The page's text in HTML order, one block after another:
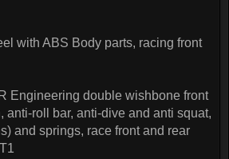
with ABS Body parts, racing front
Engineering double wishbone front
anti-roll bar, anti-dive and anti squat,
and springs, race front and rear